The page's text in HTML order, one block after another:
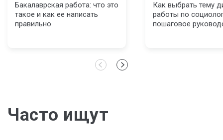
Бакалаврская работа: что это
такое и как ее написать
правильно
Как выбрать тему
работы по
пошаговое
Часто ищут